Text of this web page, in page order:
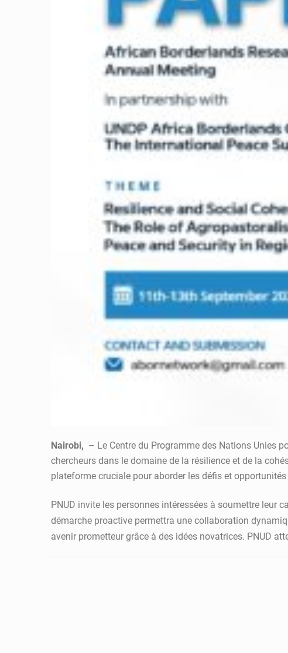
Nairobi, – Le Centre du Programme des Nations Unies
chercheurs dans le domaine de la résilience et de la
plateforme cruciale pour aborder les défis et
PNUD invite les personnes intéressées à soumettre leur
démarche proactive permettra une collaboration
avenir prometteur grâce à des idées novatrices. PNUD